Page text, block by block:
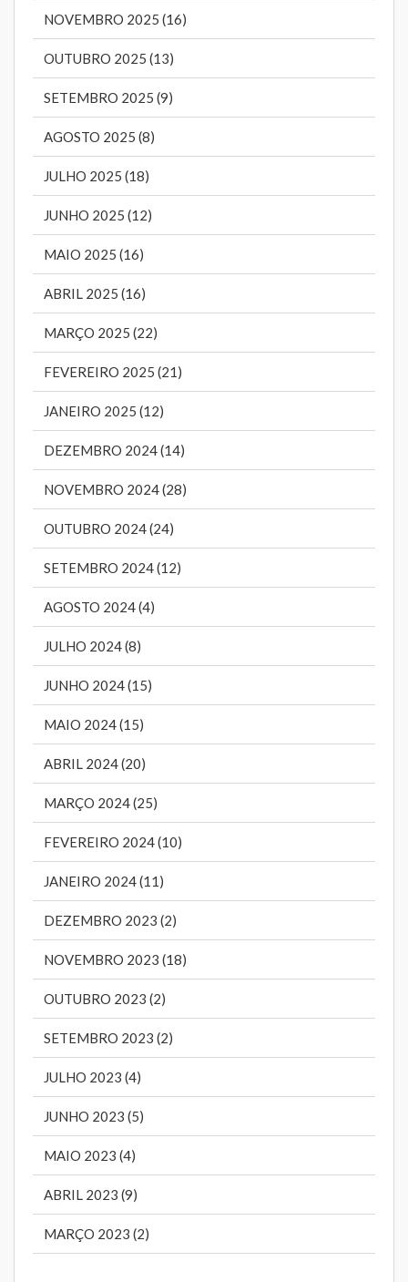
NOVEMBRO 2025 (16)
OUTUBRO 2025 (13)
SETEMBRO 2025 (9)
AGOSTO 2025 (8)
JULHO 2025 (18)
JUNHO 2025 (12)
MAIO 2025 (16)
ABRIL 2025 (16)
MARÇO 2025 (22)
FEVEREIRO 2025 (21)
JANEIRO 2025 (12)
DEZEMBRO 2024 (14)
NOVEMBRO 2024 (28)
OUTUBRO 2024 (24)
SETEMBRO 2024 (12)
AGOSTO 2024 (4)
JULHO 2024 (8)
JUNHO 2024 (15)
MAIO 2024 (15)
ABRIL 2024 (20)
MARÇO 2024 (25)
FEVEREIRO 2024 (10)
JANEIRO 2024 (11)
DEZEMBRO 2023 (2)
NOVEMBRO 2023 (18)
OUTUBRO 2023 (2)
SETEMBRO 2023 (2)
JULHO 2023 (4)
JUNHO 2023 (5)
MAIO 2023 (4)
ABRIL 2023 (9)
MARÇO 2023 (2)